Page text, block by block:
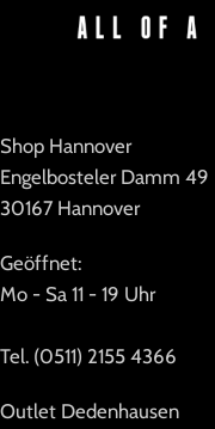
Shop Hannover
Engelbosteler Damm 49
30167 Hannover
Geöffnet:
Mo - Sa 11 - 19 Uhr
Tel. (0511) 2155 4366
Outlet Dedenhausen